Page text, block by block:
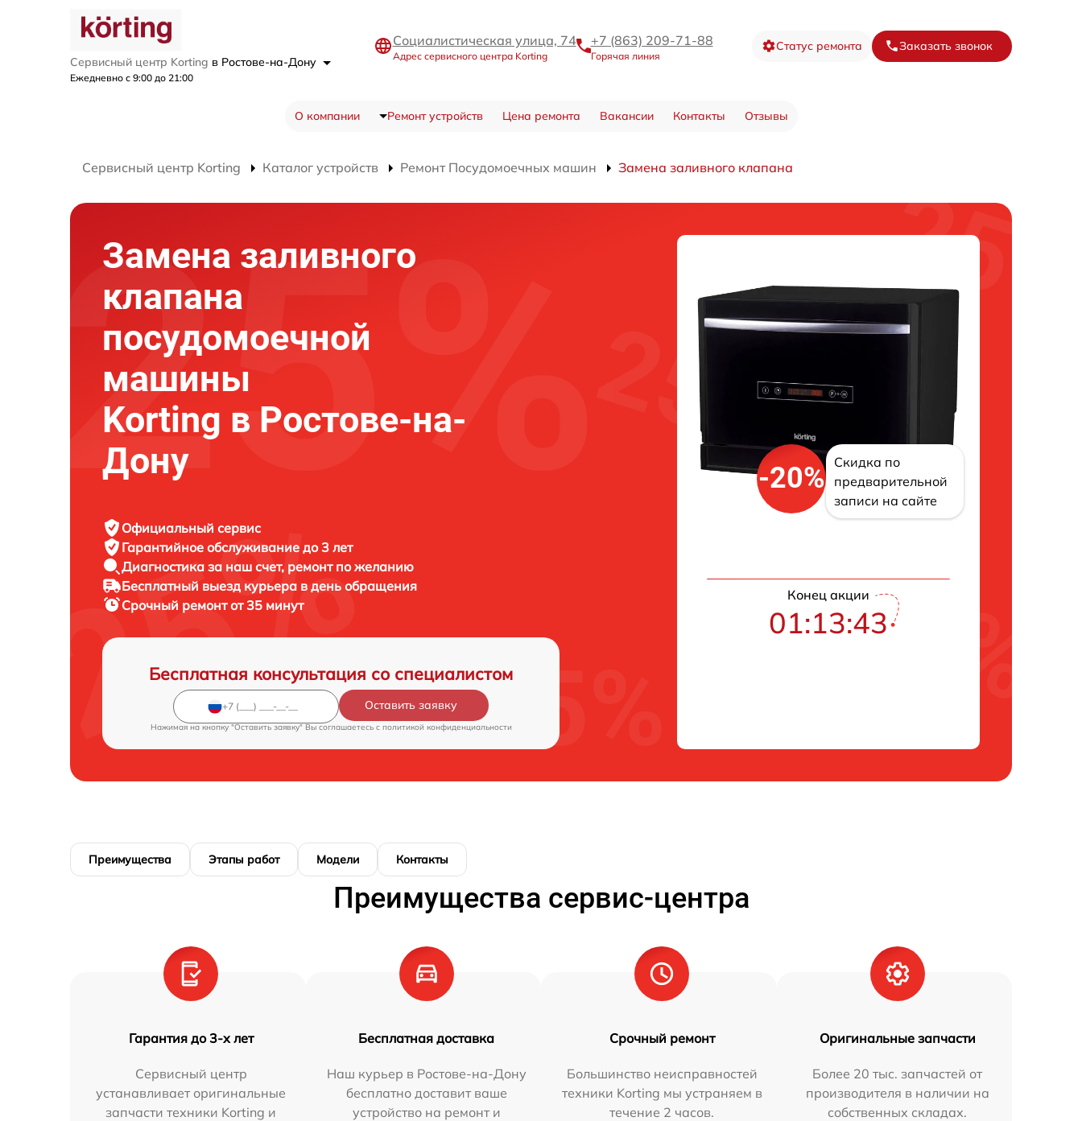
Сервисный центр Korting в Ростове-на-Дону
Ежедневно с 9:00 до 21:00
Социалистическая улица, 74
Адрес сервисного центра Korting
+7 (863) 209-71-88
Горячая линия
Статус ремонта Заказать звонок
О компании Ремонт устройств Цена ремонта Вакансии Контакты Отзывы
Сервисный центр Korting Каталог устройств Ремонт Посудомоечных машин Замена заливного клапана
Замена заливного
клапана
посудомоечной
машины
Korting в Ростове-на-
Дону
Официальный сервис
Гарантийное обслуживание до 3 лет
Диагностика за наш счет, ремонт по желанию
Бесплатный выезд курьера в день обращения
Срочный ремонтот 35 минут
Бесплатная консультация со специалистом
Оставить заявку
Нажимая на кнопку "Оставить заявку" Вы соглашаетесь c политикой конфиденциальности
-20%
Скидка по
предварительной
записи на сайте
Конец акции
01:13:42
Преимущества Этапы работ Модели Контакты
Преимущества сервис-центра
Гарантия до 3-х лет
Сервисный центр
устанавливает оригинальные
запчасти техники Korting и
Бесплатная доставка
Наш курьер в Ростове-на-Дону
бесплатно доставит ваше
устройство на ремонт и
Срочный ремонт
Большинство неисправностей
техники Korting мы устраняем в
течение 2 часов.
Оригинальные запчасти
Более 20 тыс. запчастей от
производителя в наличии на
собственных складах.